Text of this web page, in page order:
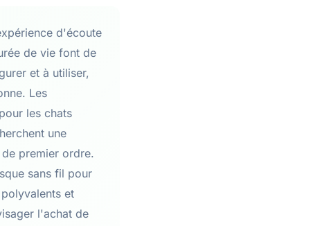
d'écoute
de vie font de
et à utiliser,
Les
les chats
une
premier ordre.
sans fil pour
et
l'achat de